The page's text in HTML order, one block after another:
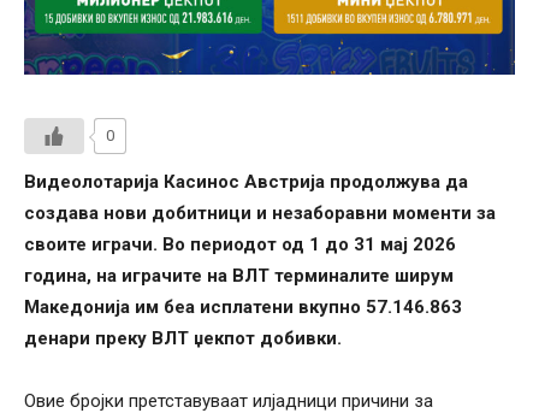
0
Видеолотарија Касинос Австрија продолжува да
создава нови добитници и незаборавни моменти за
своите играчи. Во периодот од 1 до 31 мај 2026
година, на играчите на ВЛТ терминалите ширум
Македонија им беа исплатени вкупно 57.146.863
денари преку ВЛТ џекпот добивки.
Овие бројки претставуваат илјадници причини за